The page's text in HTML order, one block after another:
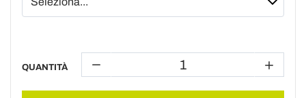
QUANTITÀ